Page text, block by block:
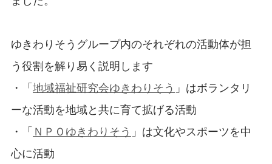
ゆきわりそうグループ内のそれぞれの活動体が担
う役割を解り易く説明します
・「 地域福祉研究会ゆきわりそう 」はボランタリ
ーな活動を地域と共に育て拡げる活動
・「 ＮＰＯゆきわりそう 」は文化やスポーツを中
心に活動